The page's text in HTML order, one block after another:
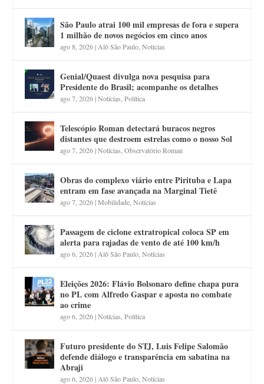
São Paulo atrai 100 mil empresas de fora e supera
1 milhão de novos negócios em cinco anos
ago 8, 2026| Alô São Paulo ,Notícias
Genial/Quaest divulga nova pesquisa para
Presidente do Brasil; acompanhe os detalhes
ago 7, 2026|Notícias ,Política
Telescópio Roman detectará buracos negros
distantes que destroem estrelas como o nosso Sol
ago 7, 2026|Notícias ,Observatório Roman
Obras do complexo viário entre Pirituba e Lapa
entram em fase avançada na Marginal Tietê
ago 7, 2026|Mobilidade ,Notícias
Passagem de ciclone extratropical coloca SP em
alerta para rajadas de vento de até 100 km/h
ago 6, 2026| Alô São Paulo ,Notícias
Eleições 2026: Flávio Bolsonaro define chapa pura
no PL com Alfredo Gaspar e aposta no combate
ao crime
ago 6, 2026|Notícias ,Política
Futuro presidente do STJ, Luis Felipe Salomão
defende diálogo e transparência em sabatina na
Abraji
ago 6, 2026| Alô São Paulo ,Notícias